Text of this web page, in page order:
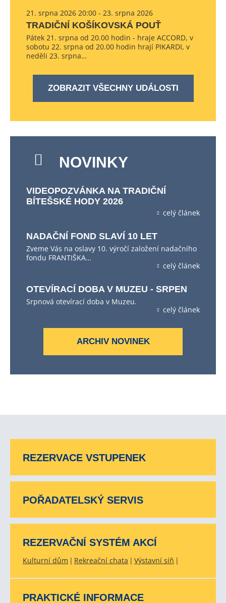
21. srpna 2026 20:00 - 23. srpna 2026
TRADIČNÍ KOŠÍKOVSKÁ POUŤ
Pátek 21. srpna od 20.00 hodin - hraje ACCORD, v
sobotu 22. srpna od 20.00 hodin hrají PIKARDI, v
neděli 23. srpna…
ZOBRAZIT VŠECHNY UDÁLOSTI
NOVINKY
VIDEOPOZVÁNKA NA TRADIČNÍ
BÍTEŠSKÉ HODY 2026
celý článek
NADAČNÍ FOND SLAVÍ 10 LET
Zveme Vás na oslavy 10. výročí založení nadačního
fondu FRANTIŠKA…
celý článek
OTEVÍRACÍ DOBA V MUZEU - SRPEN
Srpnová otevírací doba v Muzeu.
celý článek
ARCHIV NOVINEK
REZERVACE VSTUPENEK
POŘADATELSKÝ SERVIS
REZERVAČNÍ SYSTÉM AKCÍ
Kulturní dům Rekreační chata Výstavní síň
PRAKTICKÉ INFORMACE